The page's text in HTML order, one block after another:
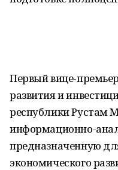
Первый вице-
развития и
республики Рустам
информационно-
предназначенную
экономического